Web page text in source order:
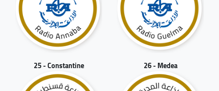
25 - Constantine 26 - Medea